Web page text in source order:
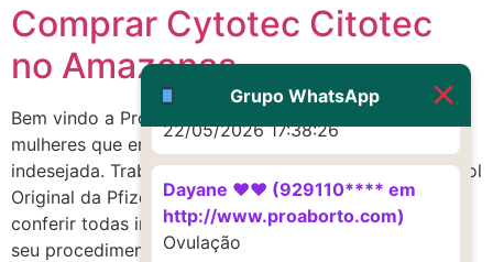
Comprar Cytotec Citotec
no Amazonas
Bem vindo a Proaborto.com, trabalhamos para ajudar
mulheres que enfrentam problemas com gravidez
indesejada. Trabalhamos vendendo Cytotec Misoprostol
Original da Pfizer, com garantia na entrega. Você pode
conferir todas informações do Cytotec Misoprostol e
seu procedimento aqui e também ver
Grupo WhatsApp
G (1199866**** em
http://www.proaborto.com)
Muito obrigadaaaaa
22/05/2026 17:38:26
Dayane ♥️♥️ (929110**** em
http://www.proaborto.com)
Ovulação